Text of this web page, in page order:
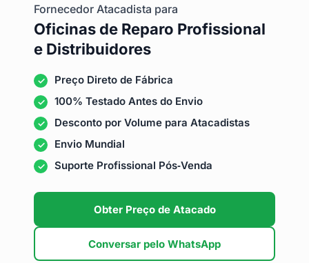
Fornecedor Atacadista para
Oficinas de Reparo Profissional
e Distribuidores
Preço Direto de Fábrica
100% Testado Antes do Envio
Desconto por Volume para Atacadistas
Envio Mundial
Suporte Profissional Pós‑Venda
Obter Preço de Atacado
Conversar pelo WhatsApp